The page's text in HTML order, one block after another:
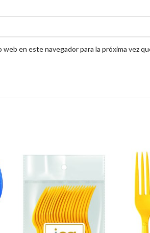
en este navegador para la próxima vez